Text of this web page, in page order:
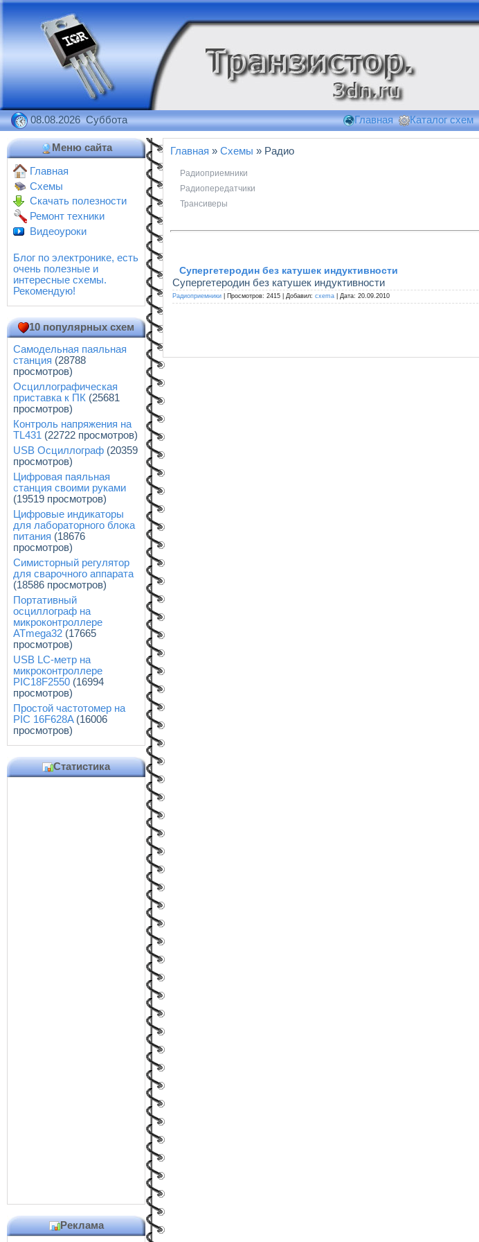
08.08.2026 Суббота Главная Каталог схем
Меню сайта
Главная
Схемы
Скачать полезности
Ремонт техники
Видеоуроки
Блог по электронике, есть
очень полезные и
интересные схемы.
Рекомендую!
10 популярных схем
Самодельная паяльная
станция (28788
просмотров)
Осциллографическая
приставка к ПК (25681
просмотров)
Контроль напряжения на
TL431 (22722 просмотров)
USB Осциллограф (20359
просмотров)
Цифровая паяльная
станция своими руками
(19519 просмотров)
Цифровые индикаторы
для лабораторного блока
питания (18676
просмотров)
Симисторный регулятор
для сварочного аппарата
(18586 просмотров)
Портативный
осциллограф на
микроконтроллере
ATmega32 (17665
просмотров)
USB LC-метр на
микроконтроллере
PIC18F2550 (16994
просмотров)
Простой частотомер на
PIC 16F628A(16006
просмотров)
Статистика
Реклама
Главная » Схемы » Радио
Радиоприемники
Радиопередатчики
Трансиверы
Супергетеродин без катушек индуктивности
Супергетеродин без катушек индуктивности
Радиоприемники Просмотров: 2415 Добавил: cxema Дата: 20.09.2010